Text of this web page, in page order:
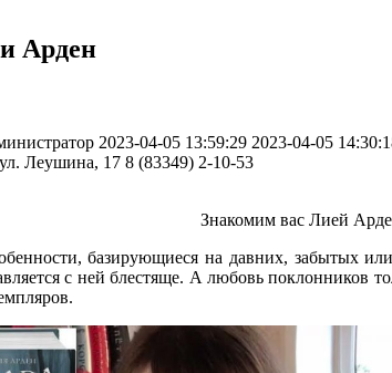
Арден
2023-04-05 13:59:29 2023-04-05
Леушина, 17 8 (83349) 2-10-53
Знакомим вас Лией
базирующиеся на давних, забытых
с ней блестяще. А любовь поклонников